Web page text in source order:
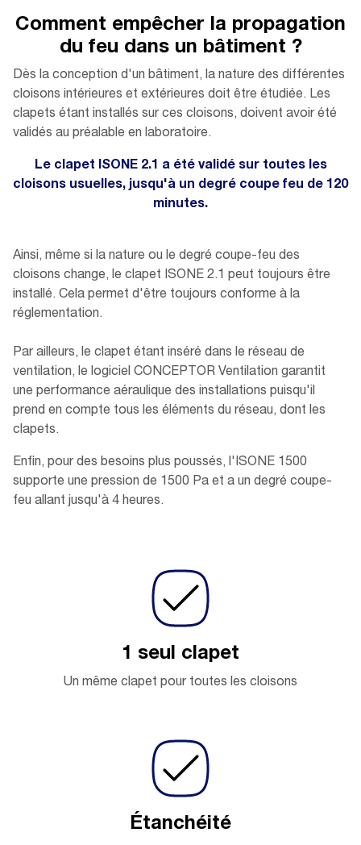
Comment empêcher la propagation
du feu dans un bâtiment ?
Dès la conception d'un bâtiment, la nature des différentes
cloisons intérieures et extérieures doit être étudiée. Les
clapets étant installés sur ces cloisons, doivent avoir été
validés au préalable en laboratoire.
Le clapet ISONE 2.1 a été validé sur toutes les
cloisons usuelles, jusqu'à un degré coupe feu de 120
minutes.
Ainsi, même si la nature ou le degré coupe-feu des
cloisons change, le clapet ISONE 2.1 peut toujours être
installé. Cela permet d'être toujours conforme à la
réglementation.
Par ailleurs, le clapet étant inséré dans le réseau de
ventilation, le logiciel CONCEPTOR Ventilation garantit
une performance aéraulique des installations puisqu'il
prend en compte tous les éléments du réseau, dont les
clapets.
Enfin, pour des besoins plus poussés, l'ISONE 1500
supporte une pression de 1500 Pa et a un degré coupe-
feu allant jusqu'à 4 heures.
1 seul clapet
Un même clapet pour toutes les cloisons
Étanchéité